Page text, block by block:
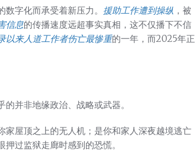
字化而承受着新压力。 援助工作遭到操纵 ，被
信息的传播速度远超事实真相，这不仅播下不信
以来人道工作者伤亡最惨重的一年，而2025年正
并非地缘政治、战略或武器。
屋顶之上的无人机；是你和家人深夜越境逃亡
过监狱走廊时感到的恐慌。